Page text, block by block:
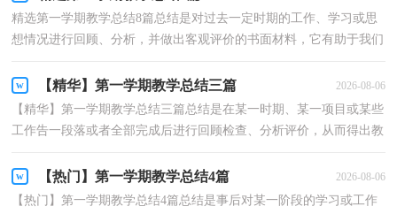
精选第一学期教学总结8篇总结是对过去一定时期的工作、学习或思
想情况进行回顾、分析，并做出客观评价的书面材料，它有助于我们
【精华】第一学期教学总结三篇 2026-08-06
【精华】第一学期教学总结三篇总结是在某一时期、某一项目或某些
工作告一段落或者全部完成后进行回顾检查、分析评价，从而得出教
【热门】第一学期教学总结4篇 2026-08-06
【热门】第一学期教学总结4篇总结是事后对某一阶段的学习或工作